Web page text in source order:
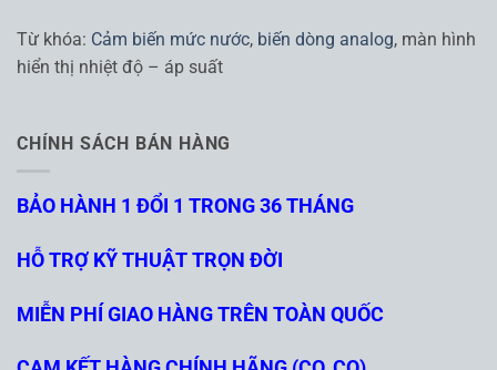
Từ khóa: Cảm biến mức nước, biến dòng analog, màn hình
hiển thị nhiệt độ – áp suất
CHÍNH SÁCH BÁN HÀNG
BẢO HÀNH 1 ĐỔI 1 TRONG 36 THÁNG
HỖ TRỢ KỸ THUẬT TRỌN ĐỜI
MIỄN PHÍ GIAO HÀNG TRÊN TOÀN QUỐC